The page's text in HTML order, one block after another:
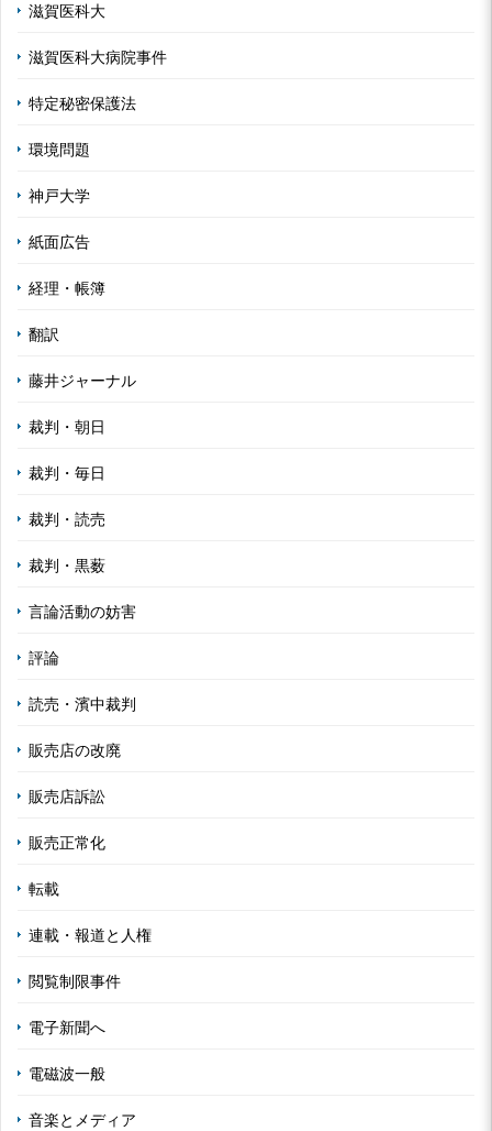
滋賀医科大
滋賀医科大病院事件
特定秘密保護法
環境問題
神戸大学
紙面広告
経理・帳簿
翻訳
藤井ジャーナル
裁判・朝日
裁判・毎日
裁判・読売
裁判・黒薮
言論活動の妨害
評論
読売・濱中裁判
販売店の改廃
販売店訴訟
販売正常化
転載
連載・報道と人権
閲覧制限事件
電子新聞へ
電磁波一般
音楽とメディア